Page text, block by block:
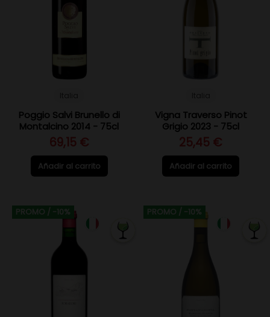
Poggio Salvi Brunello di
Montalcino 2014 - 75cl
69,15 €
Añadir al carrito
Vigna Traverso Pinot
Grigio 2023 - 75cl
25,45 €
Añadir al carrito
PROMO / -10% PROMO / -10%